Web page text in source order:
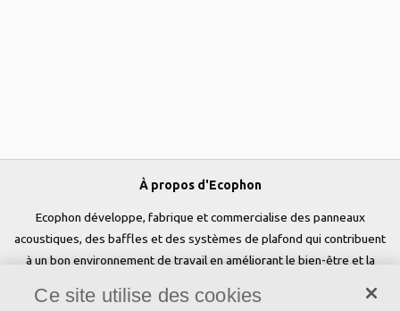
À propos d'Ecophon
Ecophon développe, fabrique et commercialise des panneaux
acoustiques, des baffles et des systèmes de plafond qui contribuent
à un bon environnement de travail en améliorant le bien-être et la
people» est au cœur de tout ce que nous faisons.
Ce site utilise des cookies